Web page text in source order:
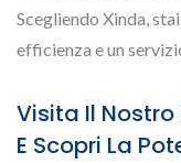
Scegliendo Xinda,
efficienza e un
Visita Il
E Scopri La